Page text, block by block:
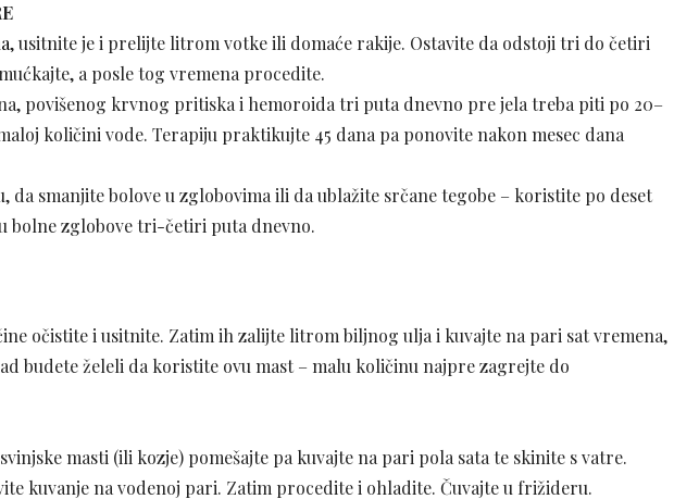
, usitnite je i prelijte litrom votke ili domaće rakije. Ostavite da odstoji tri do četiri
a posle tog vremena procedite.
povišenog krvnog pritiska i hemoroida tri puta dnevno pre jela treba piti po 20–
količini vode. Terapiju praktikujte 45 dana pa ponovite nakon mesec dana
smanjite bolove u zglobovima ili da ublažite srčane tegobe – koristite po deset
bolne zglobove tri-četiri puta dnevno.
očistite i usitnite. Zatim ih zalijte litrom biljnog ulja i kuvajte na pari sat vremena,
budete želeli da koristite ovu mast – malu količinu najpre zagrejte do
masti (ili kozje) pomešajte pa kuvajte na pari pola sata te skinite s vatre.
kuvanje na vodenoj pari. Zatim procedite i ohladite. Čuvajte u frižideru.